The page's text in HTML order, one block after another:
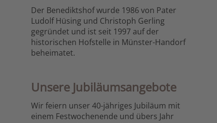
Der Benediktshof wurde 1986 von Pater
Ludolf Hüsing und Christoph Gerling
gegründet und ist seit 1997 auf der
historischen Hofstelle in Münster-Handorf
beheimatet.
Unsere Jubiläumsangebote
Wir feiern unser 40-jähriges Jubiläum mit
einem Festwochenende und übers Jahr